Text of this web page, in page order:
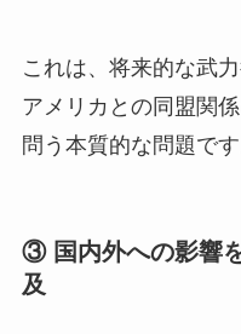
これは、将来的な武
アメリカとの同盟関
問う本質的な問題です
③ 国内外への影響
及